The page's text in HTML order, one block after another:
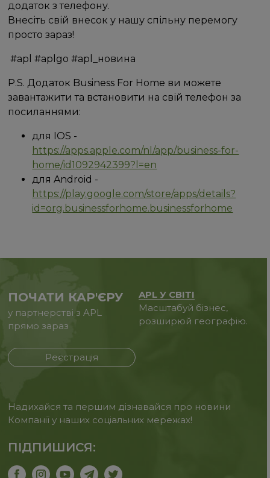
додаток з телефону.
Внесіть свій внесок у нашу спільну перемогу
просто зараз!
#apl #aplgo #apl_новина
Р.S. Додаток Business For Home ви можете
завантажити та встановити на свій телефон за
посиланнями:
для IOS -
https://apps.apple.com/nl/app/business-for-
home/id1092942399?l=en
для Android -
https://play.google.com/store/apps/details?
id=org.businessforhome.businessforhome
ПОЧАТИ КАР'ЄРУ
у партнерстві з APL
прямо зараз
Реєстрація
APL У СВІТІ
Масштабуй бізнес,
розширюй географію.
Надихайся та першим дізнавайся про новини
Компанії у наших соціальних мережах!
ПІДПИШИСЯ: